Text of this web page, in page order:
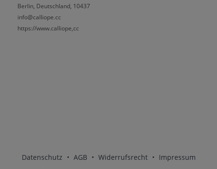
Berlin, Deutschland, 10437
info@calliope.cc
https://www.calliope,cc
Datenschutz • AGB • Widerrufsrecht • Impressum